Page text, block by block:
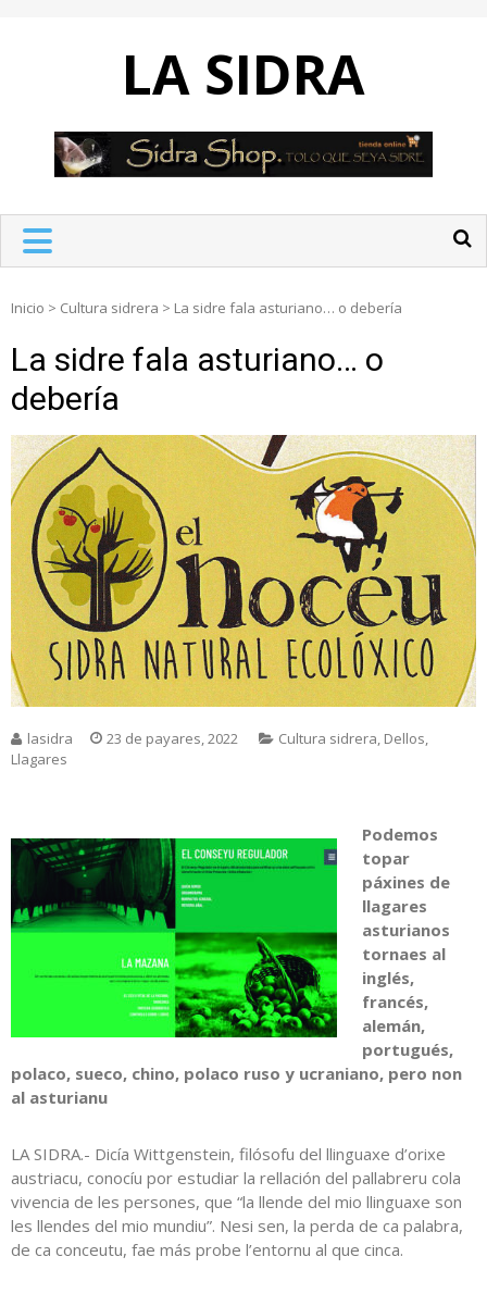
LA SIDRA
Inicio > Cultura sidrera > La sidre fala asturiano… o debería
La sidre fala asturiano… o
debería
lasidra 23 de payares, 2022 Cultura sidrera, Dellos,
Llagares
Podemos
topar
páxines de
llagares
asturianos
tornaes al
inglés,
francés,
alemán,
portugués,
polaco, sueco, chino, polaco ruso y ucraniano, pero non
al asturianu
LA SIDRA.- Dicía Wittgenstein, filósofu del llinguaxe d’orixe
austriacu, conocíu por estudiar la rellación del pallabreru cola
vivencia de les persones, que “la llende del mio llinguaxe son
les llendes del mio mundiu”. Nesi sen, la perda de ca palabra,
de ca conceutu, fae más probe l’entornu al que cinca.